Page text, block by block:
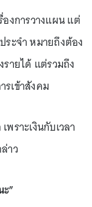
องการวางแผน แต่
ระจำ หมายถึงต้อง
รายได้ แต่รวมถึง
เข้าสังคม
ราะเงินกับเวลา
าว
”